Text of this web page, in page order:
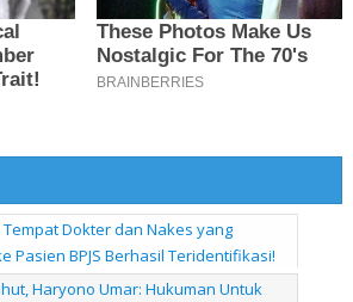
Tempat Dokter dan Nakes yang
Pasien BPJS Berhasil Teridentifikasi!
Haryono Umar: Hukuman Untuk